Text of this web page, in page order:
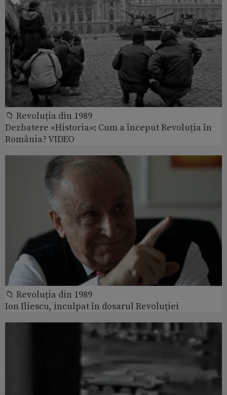
📁 Revoluția din 1989
Dezbatere «Historia»: Cum a început Revoluția în
România? VIDEO
📁 Revoluția din 1989
Ion Iliescu, inculpat în dosarul Revoluţiei